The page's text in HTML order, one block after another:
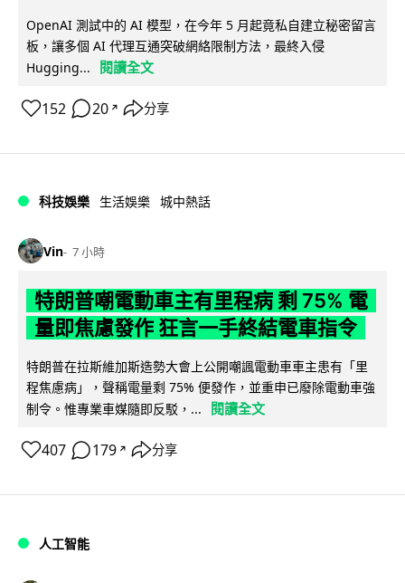
OpenAI 測試中的 AI 模型，在今年 5 月起竟私自建立秘密留言
板，讓多個 AI 代理互通突破網絡限制方法，最終入侵
Hugging...
閱讀全文
152 20 ↗ 分享
科技娛樂 生活娛樂 城中熱話
Vin 7 小時
特朗普嘲電動車主有里程病 剩 75% 電
量即焦慮發作 狂言一手終結電車指令
特朗普在拉斯維加斯造勢大會上公開嘲諷電動車車主患有「里
程焦慮病」，聲稱電量剩 75% 便發作，並重申已廢除電動車強
制令。惟專業車媒隨即反駁，...
閱讀全文
407 179 ↗ 分享
人工智能